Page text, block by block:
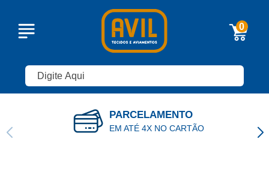
0
PARCELAMENTO
EM ATÉ 4X NO CARTÃO